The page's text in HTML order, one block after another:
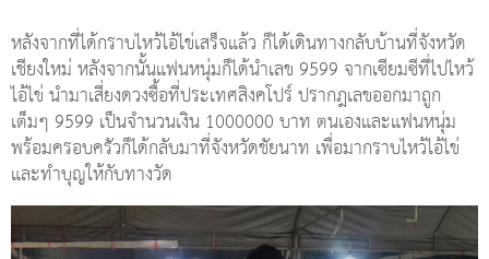
หลังจากที่ได้กราบไหว้ไอ้ไข่เสร็จแล้ว ก็ได้เดินทางกลับบ้านที่จังหวัด
เชียงใหม่ หลังจากนั้นแฟนหนุ่มก็ได้นำเลข 9599 จากเซียมซีที่ไปไหว้
ไอ้ไข่ นำมาเสี่ยงดวงซื้อที่ประเทศสิงคโปร์ ปรากฎเลขออกมาถูก
เต็มๆ 9599 เป็นจำนวนเงิน 1000000 บาท ตนเองและแฟนหนุ่ม
พร้อมครอบครัวก็ได้กลับมาที่จังหวัดชัยนาท เพื่อมากราบไหว้ไอ้ไข่
และทำบุญให้กับทางวัด